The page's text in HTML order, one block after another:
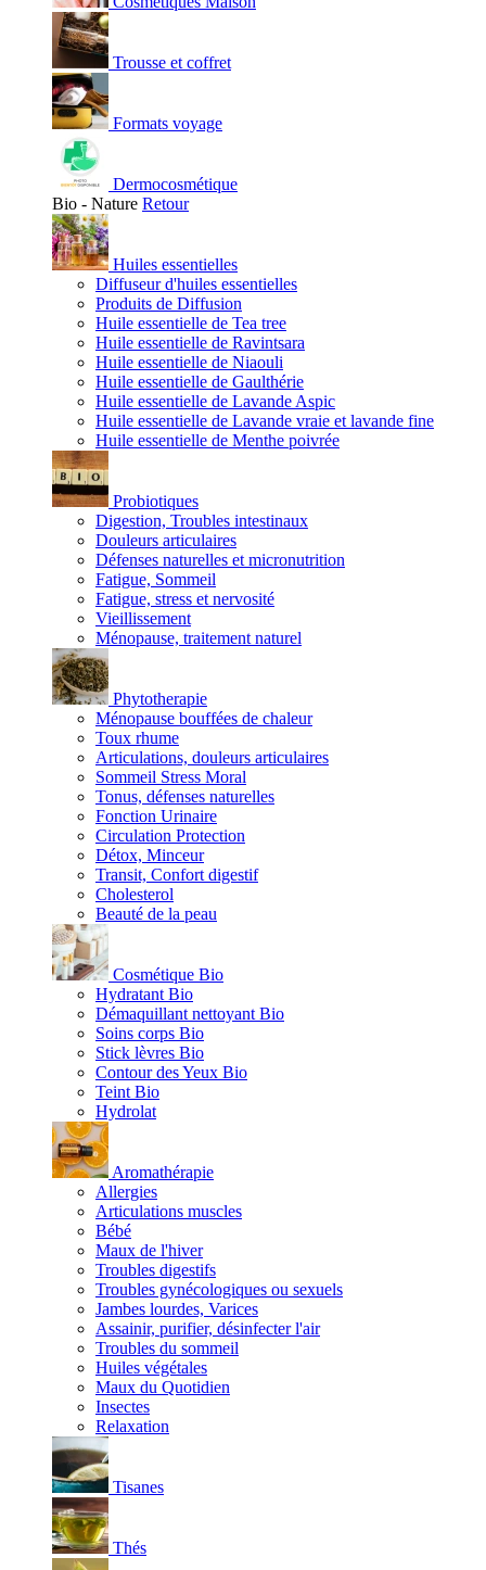
Trousse et coffret
Formats voyage
Dermocosmétique
Bio - Nature Retour
Huiles essentielles
Diffuseur d'huiles essentielles
Produits de Diffusion
Huile essentielle de Tea tree
Huile essentielle de Ravintsara
Huile essentielle de Niaouli
Huile essentielle de Gaulthérie
Huile essentielle de Lavande Aspic
Huile essentielle de Lavande vraie et lavande fine
Huile essentielle de Menthe poivrée
Probiotiques
Digestion, Troubles intestinaux
Douleurs articulaires
Défenses naturelles et micronutrition
Fatigue, Sommeil
Fatigue, stress et nervosité
Vieillissement
Ménopause, traitement naturel
Phytotherapie
Ménopause bouffées de chaleur
Toux rhume
Articulations, douleurs articulaires
Sommeil Stress Moral
Tonus, défenses naturelles
Fonction Urinaire
Circulation Protection
Détox, Minceur
Transit, Confort digestif
Cholesterol
Beauté de la peau
Cosmétique Bio
Hydratant Bio
Démaquillant nettoyant Bio
Soins corps Bio
Stick lèvres Bio
Contour des Yeux Bio
Teint Bio
Hydrolat
Aromathérapie
Allergies
Articulations muscles
Bébé
Maux de l'hiver
Troubles digestifs
Troubles gynécologiques ou sexuels
Jambes lourdes, Varices
Assainir, purifier, désinfecter l'air
Troubles du sommeil
Huiles végétales
Maux du Quotidien
Insectes
Relaxation
Tisanes
Thés